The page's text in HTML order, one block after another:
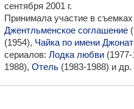
сентября 2001 г.
Принимала участие в
Джентльменское соглашение
(1954), Чайка по имени
сериалов: Лодка любви
1988), Отель (1983-1988) и др.